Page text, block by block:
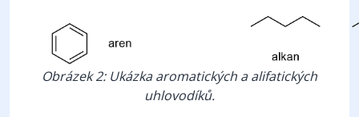
Obrázek 2: Ukázka aromatických a alifatických
uhlovodíků.